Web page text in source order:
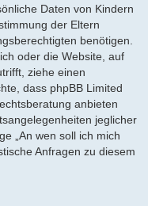
Daten von Kindern
der Eltern
benötigen.
oder die Website, auf
ziehe einen
dass phpBB Limited
anbieten
jeglicher
„An wen soll ich mich
Anfragen zu diesem